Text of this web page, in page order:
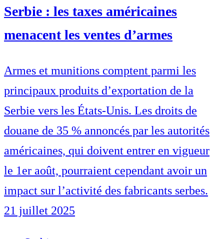
Serbie : les taxes américaines
menacent les ventes d’armes
Armes et munitions comptent parmi les
principaux produits d’exportation de la
Serbie vers les États-Unis. Les droits de
douane de 35 % annoncés par les autorités
américaines, qui doivent entrer en vigueur
le 1er août, pourraient cependant avoir un
impact sur l’activité des fabricants serbes.
21 juillet 2025